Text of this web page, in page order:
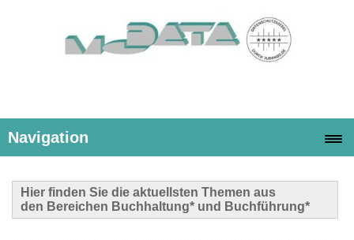
Navigation
Hier finden Sie die aktuellsten Themen aus
den Bereichen Buchhaltung* und Buchführung*